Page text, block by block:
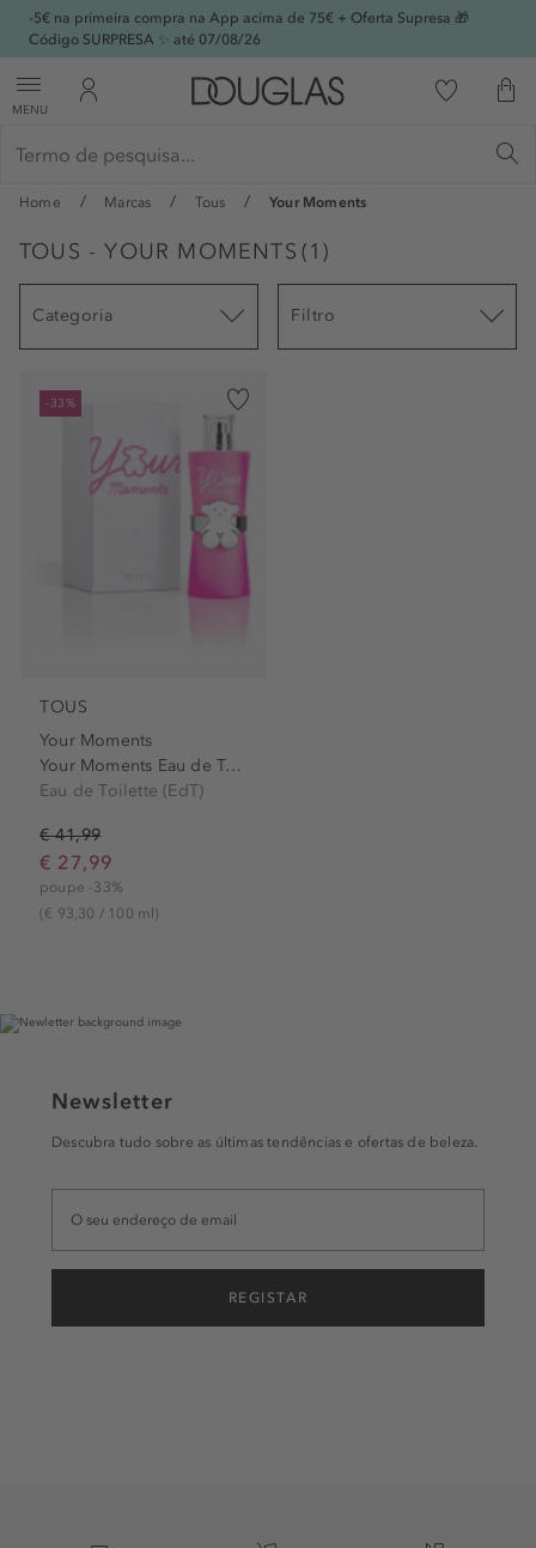
-5€ na primeira compra na App acima de 75€ + Oferta Supresa 🎁
Código SURPRESA ✨ até 07/08/26
MENU
Home Marcas Tous Your Moments
TOUS - YOUR MOMENTS (1 )
Categoria Filtro
-33%
TOUS
Your Moments
Your Moments Eau de Toilette
Eau de Toilette (EdT)
€ 41,99
€ 27,99
poupe -33%
(€ 93,30 / 100 ml)
Newsletter
Descubra tudo sobre as últimas tendências e ofertas de beleza.
REGISTAR